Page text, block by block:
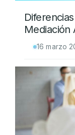
Mediación
16 marzo